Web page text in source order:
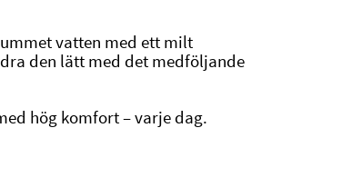
vatten med ett milt
den lätt med det medföljande
hög komfort – varje dag.